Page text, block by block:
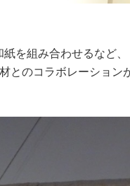
を組み合わせるなど、
とのコラボレーション